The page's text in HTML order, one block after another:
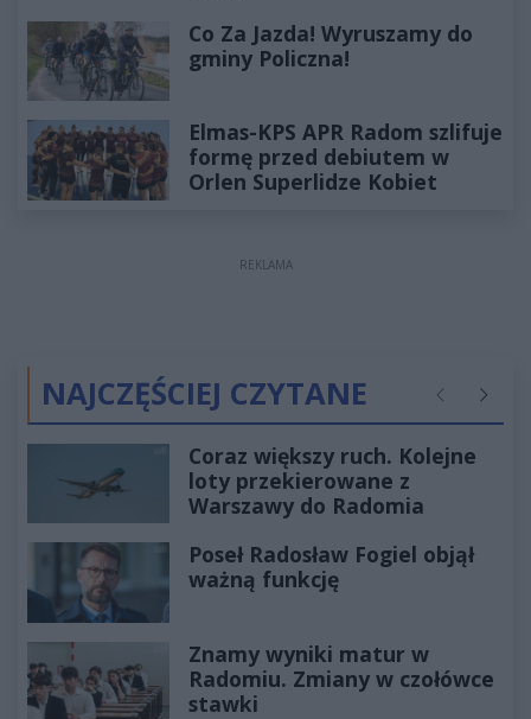
Co Za Jazda! Wyruszamy do
gminy Policzna!
Elmas-KPS APR Radom szlifuje
formę przed debiutem w
Orlen Superlidze Kobiet
REKLAMA
NAJCZĘŚCIEJ CZYTANE Poprzednie
Coraz większy ruch. Kolejne
loty przekierowane z
Warszawy do Radomia
Poseł Radosław Fogiel objął
ważną funkcję
Znamy wyniki matur w
Radomiu. Zmiany w czołówce
stawki